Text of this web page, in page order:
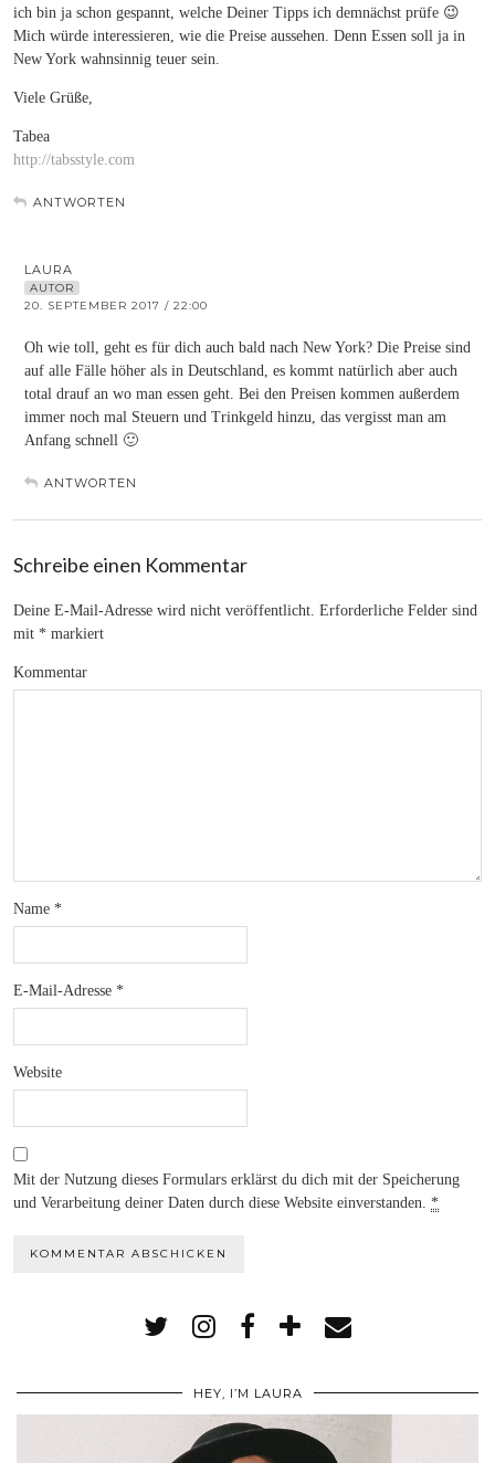
ich bin ja schon gespannt, welche Deiner Tipps ich demnächst prüfe 😉
Mich würde interessieren, wie die Preise aussehen. Denn Essen soll ja in
New York wahnsinnig teuer sein.
Viele Grüße,
Tabea
http://tabsstyle.com
ANTWORTEN
LAURA
AUTOR
20. SEPTEMBER 2017 / 22:00
Oh wie toll, geht es für dich auch bald nach New York? Die Preise sind
auf alle Fälle höher als in Deutschland, es kommt natürlich aber auch
total drauf an wo man essen geht. Bei den Preisen kommen außerdem
immer noch mal Steuern und Trinkgeld hinzu, das vergisst man am
Anfang schnell 🙂
ANTWORTEN
Schreibe einen Kommentar
Deine E-Mail-Adresse wird nicht veröffentlicht. Erforderliche Felder sind
mit * markiert
Kommentar
Name *
E-Mail-Adresse *
Website
Mit der Nutzung dieses Formulars erklärst du dich mit der Speicherung
und Verarbeitung deiner Daten durch diese Website einverstanden. *
HEY, I’M LAURA